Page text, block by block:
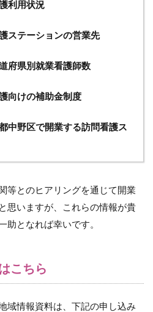
利用状況
ステーションの営業先
府県別就業看護師数
向けの補助金制度
中野区で開業する訪問看護ス
等とのヒアリングを通じて開業
思いますが、これらの情報が貴
助となれば幸いです。
こちら
域情報資料は、下記の申し込み